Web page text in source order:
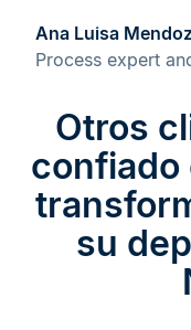
Ana Luisa
Process expert
Otros
confiado
su